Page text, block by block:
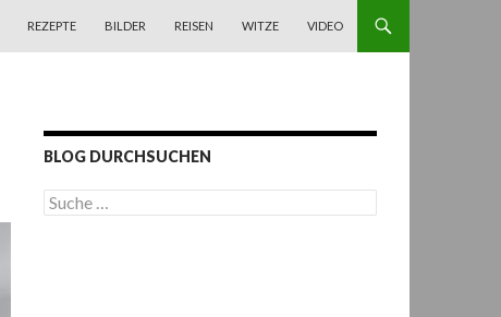
REZEPTE BILDER REISEN WITZE VIDEO
BLOG DURCHSUCHEN
S
u